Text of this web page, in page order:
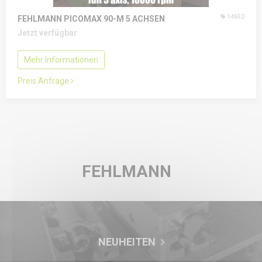
FEHLMANN PICOMAX 90-M 5 ACHSEN 14652
Jetzt verfügbar
Mehr Informationen
Preis Anfrage
FEHLMANN
NEUHEITEN